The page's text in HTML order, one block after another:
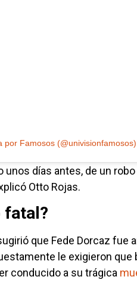
por Famosos (@univisionfamosos)
días antes, de un
Otto Rojas.
fatal?
que Fede Dorcaz fue
le exigieron que
conducido a su trágica